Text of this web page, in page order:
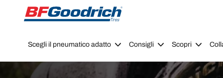
Go to page content Go to page navigation
Scegli il pneumatico adatto Consigli Scopri